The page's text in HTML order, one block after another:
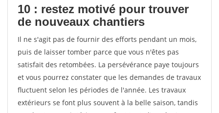
10 : restez motivé pour trouver
de nouveaux chantiers
Il ne s'agit pas de fournir des efforts pendant un mois,
puis de laisser tomber parce que vous n'êtes pas
satisfait des retombées. La persévérance paye toujours
et vous pourrez constater que les demandes de travaux
fluctuent selon les périodes de l'année. Les travaux
extérieurs se font plus souvent à la belle saison, tandis